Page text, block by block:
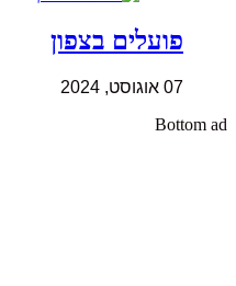
פועלים בצפון
07 אוגוסט, 2024
Bottom ad